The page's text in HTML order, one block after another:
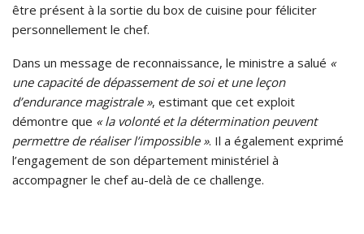
être présent à la sortie du box de cuisine pour féliciter
personnellement le chef.
Dans un message de reconnaissance, le ministre a salué «
une capacité de dépassement de soi et une leçon
d’endurance magistrale », estimant que cet exploit
démontre que « la volonté et la détermination peuvent
permettre de réaliser l’impossible ». Il a également exprimé
l’engagement de son département ministériel à
accompagner le chef au-delà de ce challenge.